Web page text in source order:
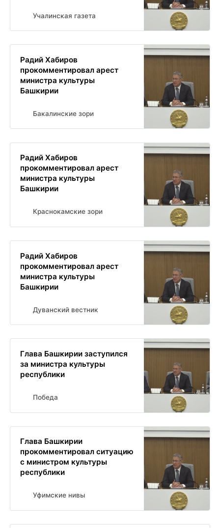
Учалинская газета
Радий Хабиров
прокомментировал арест
министра культуры
Башкирии
Бакалинские зори
Радий Хабиров
прокомментировал арест
министра культуры
Башкирии
Краснокамские зори
Радий Хабиров
прокомментировал арест
министра культуры
Башкирии
Дуванский вестник
Глава Башкирии заступился
за министра культуры
республики
Победа
Глава Башкирии
прокомментировал ситуацию
с министром культуры
республики
Уфимские нивы